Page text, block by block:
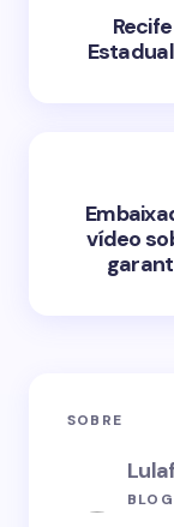
vídeo
SOBRE